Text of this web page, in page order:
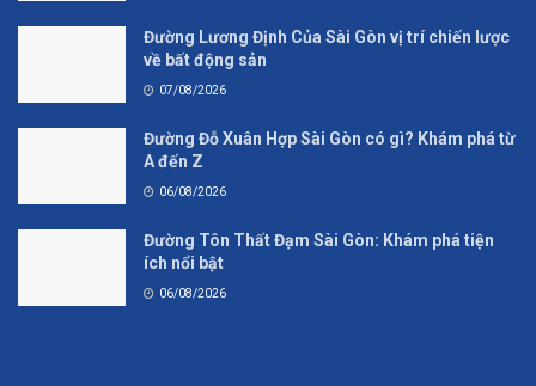
Đường Lương Định Của Sài Gòn vị trí chiến lược
về bất động sản
07/08/2026
Đường Đỗ Xuân Hợp Sài Gòn có gì? Khám phá từ
A đến Z
06/08/2026
Đường Tôn Thất Đạm Sài Gòn: Khám phá tiện
ích nổi bật
06/08/2026